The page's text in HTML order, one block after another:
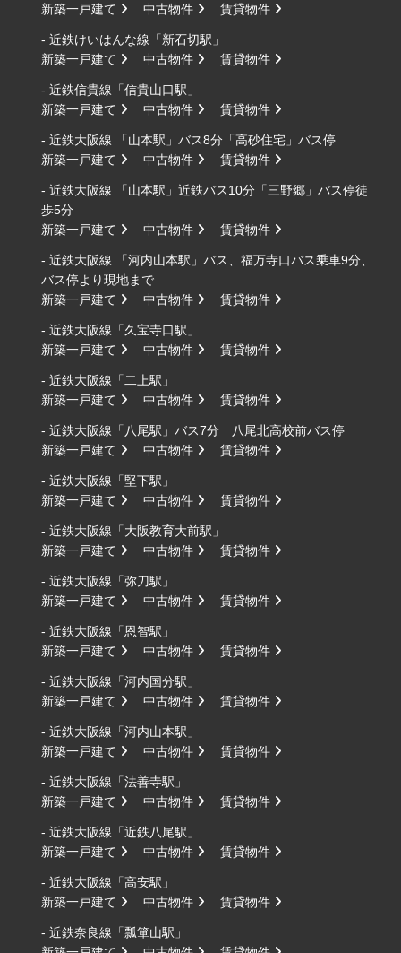
新築一戸建て
中古物件 賃貸物件
- 近鉄けいはんな線「新石切駅」
新築一戸建て
中古物件 賃貸物件
- 近鉄信貴線「信貴山口駅」
新築一戸建て
中古物件 賃貸物件
- 近鉄大阪線 「山本駅」バス8分「高砂住宅」バス停
新築一戸建て
中古物件 賃貸物件
- 近鉄大阪線 「山本駅」近鉄バス10分「三野郷」バス停徒
歩5分
新築一戸建て
中古物件 賃貸物件
- 近鉄大阪線 「河内山本駅」バス、福万寺口バス乗車9分、
バス停より現地まで
新築一戸建て
中古物件 賃貸物件
- 近鉄大阪線「久宝寺口駅」
新築一戸建て
中古物件 賃貸物件
- 近鉄大阪線「二上駅」
新築一戸建て
中古物件 賃貸物件
- 近鉄大阪線「八尾駅」バス7分 八尾北高校前バス停
新築一戸建て
中古物件 賃貸物件
- 近鉄大阪線「堅下駅」
新築一戸建て
中古物件 賃貸物件
- 近鉄大阪線「大阪教育大前駅」
新築一戸建て
中古物件 賃貸物件
- 近鉄大阪線「弥刀駅」
新築一戸建て
中古物件 賃貸物件
- 近鉄大阪線「恩智駅」
新築一戸建て
中古物件 賃貸物件
- 近鉄大阪線「河内国分駅」
新築一戸建て
中古物件 賃貸物件
- 近鉄大阪線「河内山本駅」
新築一戸建て
中古物件 賃貸物件
- 近鉄大阪線「法善寺駅」
新築一戸建て
中古物件 賃貸物件
- 近鉄大阪線「近鉄八尾駅」
新築一戸建て
中古物件 賃貸物件
- 近鉄大阪線「高安駅」
新築一戸建て
中古物件 賃貸物件
- 近鉄奈良線「瓢箪山駅」